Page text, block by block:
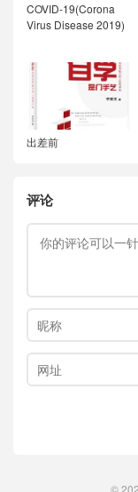
COVID-19(Corona
Virus Disease 2019)
出差前
评论
©